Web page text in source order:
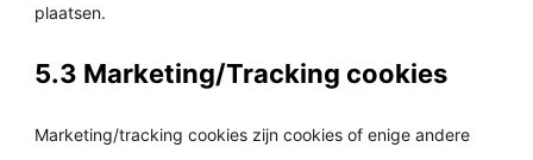
plaatsen.
5.3 Marketing/Tracking cookies
Marketing/tracking cookies zijn cookies of enige andere